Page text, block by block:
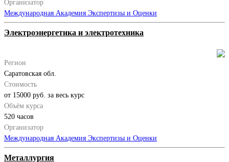
Организатор
Международная Академия Экспертизы и Оценки
Электроэнергетика и электротехника
Регион
Саратовская обл.
Стоимость
от 15000 руб. за весь курс
Объём курса
520 часов
Организатор
Международная Академия Экспертизы и Оценки
Металлургия